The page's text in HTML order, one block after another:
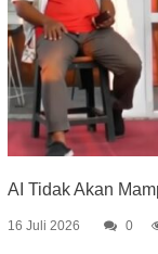
AI Tidak Akan
16 Juli 2026 0